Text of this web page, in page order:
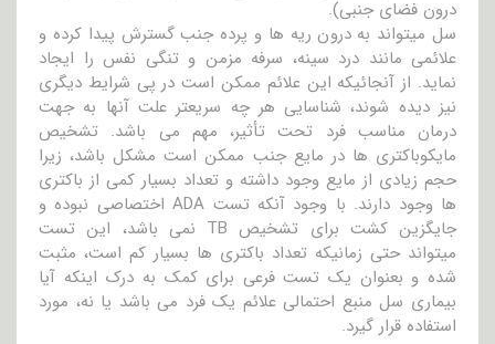
درون فضای جنبی).
سل میتواند به درون ریه ها و پرده جنب گسترش پیدا کرده و
علائمی مانند درد سینه، سرفه مزمن و تنگی نفس را ایجاد
نماید. از آنجائیکه این علائم ممکن است در پی شرایط دیگری
نیز دیده شوند، شناسایی هر چه سریعتر علت آنها به جهت
درمان مناسب فرد تحت تأثیر، مهم می باشد. تشخیص
مایکوباکتری ها در مایع جنب ممکن است مشکل باشد، زیرا
حجم زیادی از مایع وجود داشته و تعداد بسیار کمی از باکتری
ها وجود دارند. با وجود آنکه تست ADA اختصاصی نبوده و
جایگزین کشت برای تشخیص TB نمی باشد، این تست
میتواند حتی زمانیکه تعداد باکتری ها بسیار کم است، مثبت
شده و بعنوان یک تست فرعی برای کمک به درک اینکه آیا
بیماری سل منبع احتمالی علائم یک فرد می باشد یا نه، مورد
استفاده قرار گیرد.